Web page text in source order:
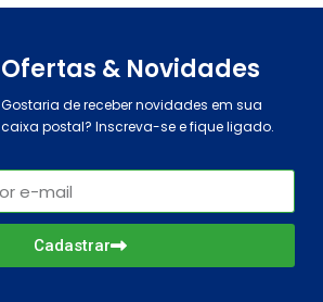
Ofertas & Novidades
Gostaria de receber novidades em sua
caixa postal? Inscreva-se e fique ligado.
Cadastrar